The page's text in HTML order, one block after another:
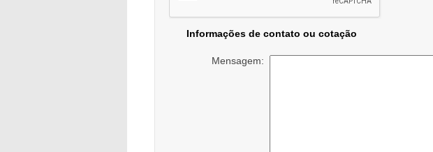
Informações de contato ou cotação
Mensagem: